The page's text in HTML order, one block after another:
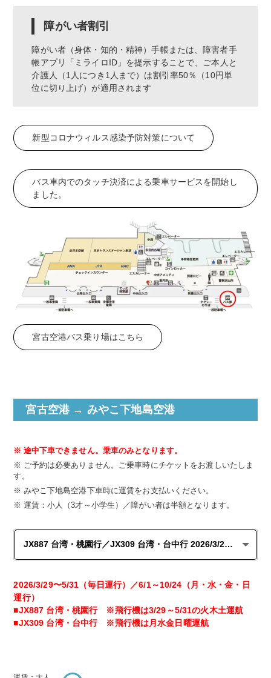
障がい者割引
障がい者（身体・知的・精神）手帳または、障害者手
帳アプリ「ミライロID」を提示することで、ご本人と
介護人（1人につき1人まで）は割引率50％（10円単
位に切り上げ）が適用されます
新型コロナウィルス感染予防対策について
バス車内でのタッチ決済による乗車サービスを開始し
ました。
宮古空港バス乗り場はこちら
宮古空港 → みやこ下地島空港
途中下車できません。乗車のみとなります。
ご予約は必要ありません。ご乗車時にチケットをお渡しいたしま
す。
みやこ下地島空港下車時に運賃をお支払いください。
運賃：小人（3才～小学生）／障がい者は半額となります。
2026/3/29〜5/31（毎日運行）／6/1～10/24（月・水・金・日
運行）
■JX887 台湾・桃園行※飛行機は3/29～5/31の火木土運航
■JX309 台湾・台中行※飛行機は月水金日曜運航